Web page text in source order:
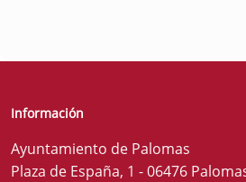
Información
Ayuntamiento de Palomas
Plaza de España, 1 - 06476